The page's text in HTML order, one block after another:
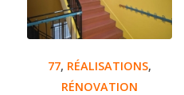
77, RÉALISATIONS,
RÉNOVATION